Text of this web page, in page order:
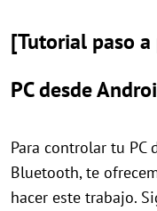
[Tutorial paso
PC desde
Para controlar tu PC
Bluetooth, te
hacer este trabajo.